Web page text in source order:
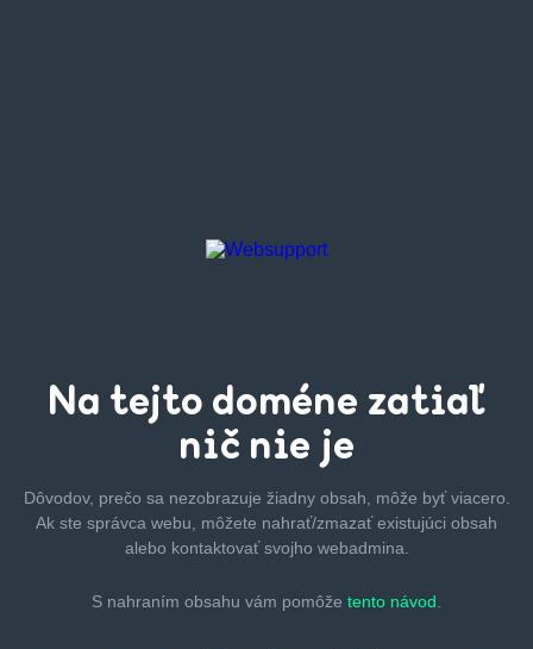
Na tejto doméne zatiaľ
nič nie je
Dôvodov, prečo sa nezobrazuje žiadny obsah, môže byťviacero.
Ak ste správca webu, môžete nahrať/zmazaťexistujúci obsah
alebo kontaktovať svojho webadmina.
S nahraním obsahu vám pomôže tento návod.